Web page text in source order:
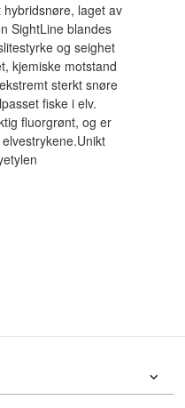
laget av
SightLine blandes
og seighet
kjemiske motstand
sterkt snøre
fiske i elv.
fluorgrønt, og er